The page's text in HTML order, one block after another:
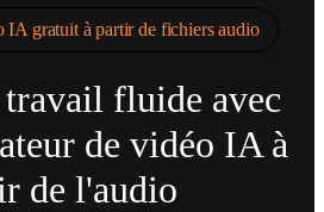
IA gratuit à partir de fichiers audio
fluide avec
de vidéo IA à
de l'audio